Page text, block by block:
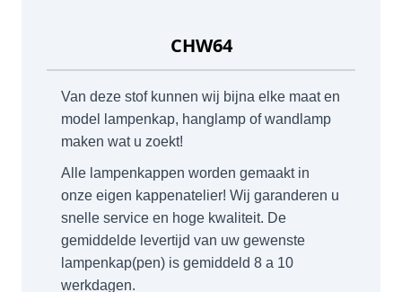
CHW64
Van deze stof kunnen wij bijna elke maat en
model lampenkap, hanglamp of wandlamp
maken wat u zoekt!
Alle lampenkappen worden gemaakt in
onze eigen kappenatelier! Wij garanderen u
snelle service en hoge kwaliteit. De
gemiddelde levertijd van uw gewenste
lampenkap(pen) is gemiddeld 8 a 10
werkdagen.